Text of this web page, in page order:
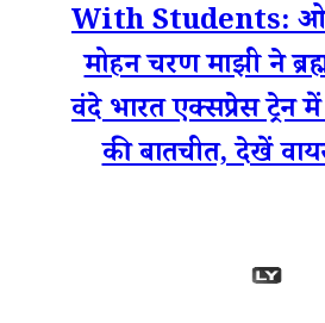
With Students:
मोहन चरण माझी ने
वंदे भारत एक्सप्रेस ट्रेन
की बातचीत, देखें